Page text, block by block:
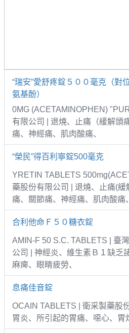
“瑞安”愛舒疼錠５００毫克（對
氨基酚）
0MG (ACETAMINOPHEN)
有限公司 | 退燒、止痛（緩解頭
痛、神經痛、肌肉酸痛、
“榮民”得百利寧錠500毫克
YRETIN TABLETS
藥股份有限公司 | 退燒、止痛(
痛、關節痛、神經痛、肌肉酸痛、
合利他命Ｆ５０糖衣錠
AMIN-F 50 S.C. TABLETS | 臺
公司 | 神經炎、維生素Ｂ１缺乏
麻痺、眼睛疲勞、
息痛佳音錠
OCAIN TABLETS | 衛采製藥股
胃炎、所引起的胃痛、噁心、